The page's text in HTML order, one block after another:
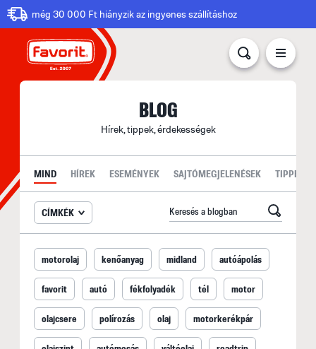
még 30 000 Ft hiányzik az ingyenes szállításhoz
BLOG
Hírek, tippek, érdekességek
MIND HÍREK ESEMÉNYEK SAJTÓMEGJELENÉSEK TIPPEK
CÍMKÉK
motorolaj kenőanyag midland autóápolás
favorit autó fékfolyadék tél motor
olajcsere polírozás olaj motorkerékpár